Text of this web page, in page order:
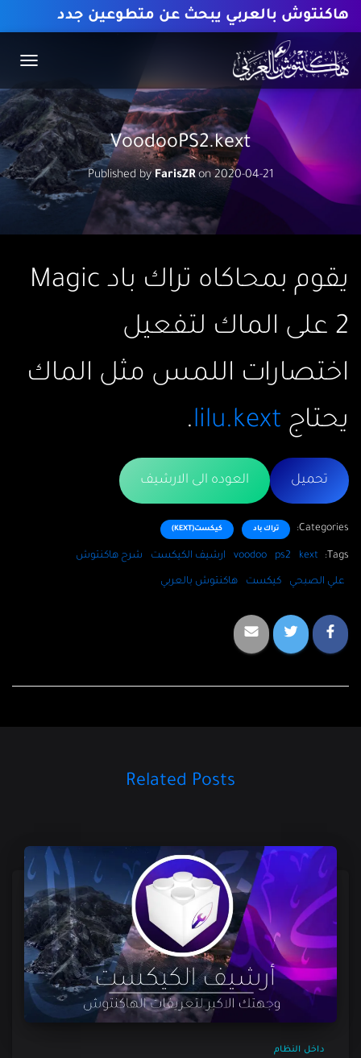
هاكنتوش بالعربي يبحث عن متطوعين جدد
O
G
G
L
E
N
A
VoodooPS2.kext
Published byFarisZRon2020-04-21
يقوم بمحاكاه تراك باد Magic
2 على الماك لتفعيل
اختصارات اللمس مثل الماك
يحتاج
.
تحميل العوده الى الارشيف
Categories: تراك باد كيكست(KEXT)
Tags:
kext
ps2
voodoo ارشيف الكيكست شرح هاكنتوش
علي الصبحي كيكست هاكنتوش بالعربي
Related Posts
داخل النظام